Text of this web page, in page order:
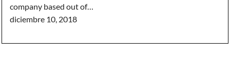
company based out of…
diciembre 10, 2018